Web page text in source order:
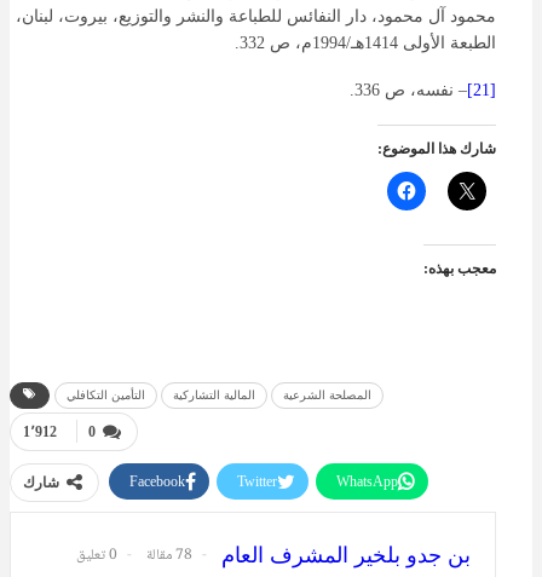
محمود آل محمود، دار النفائس للطباعة والنشر والتوزيع، بيروت، لبنان،
الطبعة الأولى 1414هـ/1994م، ص 332.
[21] – نفسه، ص 336.
شارك هذا الموضوع:
معجب بهذه:
التأمين التكافلي المالية التشاركية المصلحة الشرعية
0 1٬912
شارك Facebook Twitter WhatsApp
بن جدو بلخير المشرف العام 78 مقالة 0 تعليق